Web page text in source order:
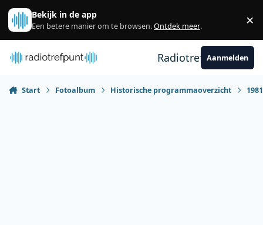
Spring naar bijdragen
Bekijk in de app
Een betere manier om te browsen.Ontdek meer. ×
RadiotrefpuntAanmelden
Start Fotoalbum Historische programmaoverzicht 1981